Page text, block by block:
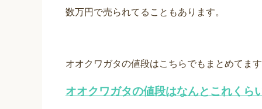
数万円で売られてることもあります。
オオクワガタの値段はこちらでもまとめてま
オオクワガタの値段はなんとこれくら